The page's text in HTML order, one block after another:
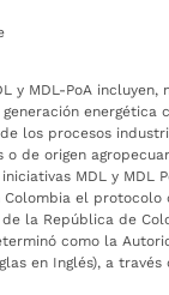
y MDL-PoA incluyen,
energética
los procesos
o de origen
MDL y MDL
Colombia el protocolo
la República de
como la
en Inglés), a